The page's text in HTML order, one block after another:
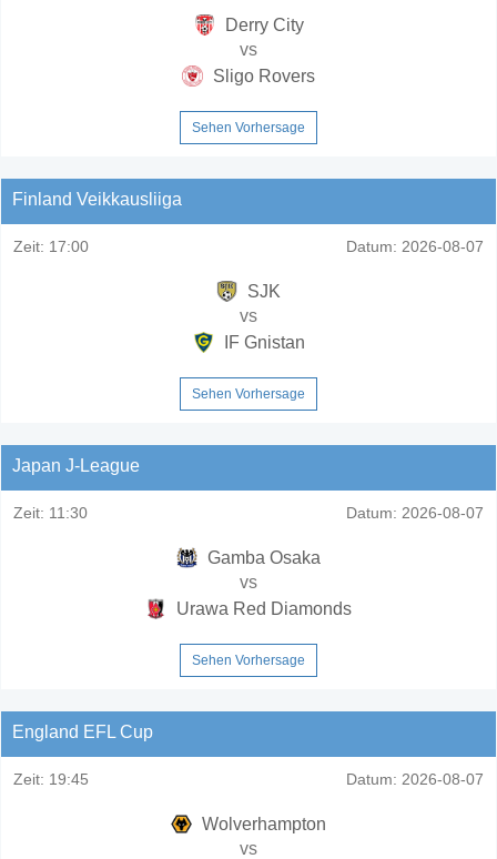
Derry City
vs
Sligo Rovers
Sehen Vorhersage
Finland Veikkausliiga
Zeit: 17:00 Datum: 2026-08-07
SJK
vs
IF Gnistan
Sehen Vorhersage
Japan J-League
Zeit: 11:30 Datum: 2026-08-07
Gamba Osaka
vs
Urawa Red Diamonds
Sehen Vorhersage
England EFL Cup
Zeit: 19:45 Datum: 2026-08-07
Wolverhampton
vs